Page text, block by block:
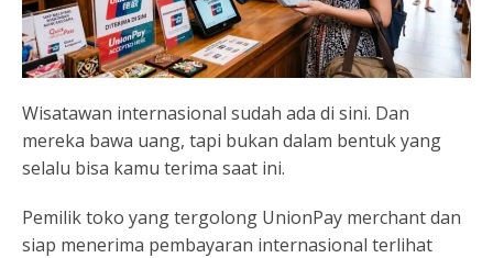
Wisatawan internasional sudah ada di sini. Dan
mereka bawa uang, tapi bukan dalam bentuk yang
selalu bisa kamu terima saat ini.
Pemilik toko yang tergolong UnionPay merchant dan
siap menerima pembayaran internasional terlihat